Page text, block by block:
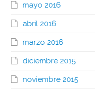
mayo 2016
abril 2016
marzo 2016
diciembre 2015
noviembre 2015